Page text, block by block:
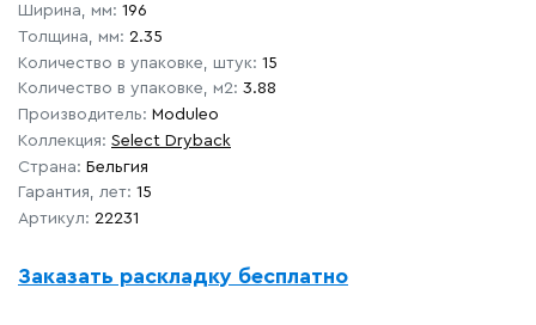
Ширина, мм: 196
Толщина, мм: 2.35
Количество в упаковке, штук: 15
Количество в упаковке, м2: 3.88
Производитель: Moduleo
Коллекция: Select Dryback
Страна: Бельгия
Гарантия, лет: 15
Артикул: 22231
Заказать раскладку бесплатно